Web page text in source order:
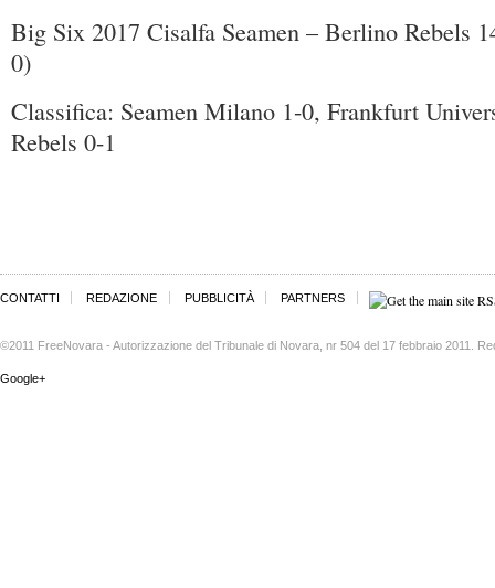
Big Six 2017 Cisalfa Seamen – Berlino Rebels
0)
Classifica: Seamen Milano 1-0, Frankfurt
Rebels 0-1
CONTATTI REDAZIONE PUBBLICITÀ PARTNERS
©2011 FreeNovara - Autorizzazione del Tribunale di Novara, nr 504 del 17 febbraio 2011.
Google+